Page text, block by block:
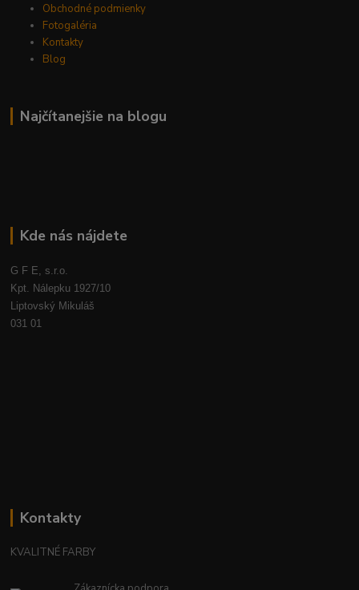
Obchodné podmienky
Fotogaléria
Kontakty
Blog
Najčítanejšie na blogu
Kde nás nájdete
G F E, s.r.o.
Kpt. Nálepku 1927/10
Liptovský Mikuláš
031 01
Kontakty
KVALITNÉ FARBY